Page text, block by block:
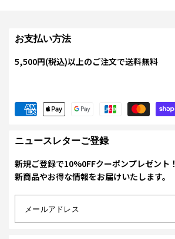
お支払い方法
5,500円(税込)以上のご注文で送料無料
ニュースレターご登録
新規ご登録で10%0FFクーポンプレゼント！
新商品やお得な情報をお届けいたします。
メールアドレス